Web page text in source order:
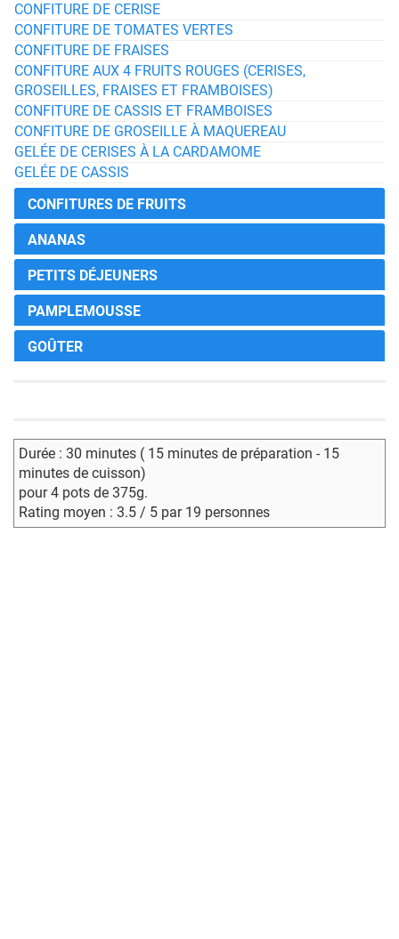
CONFITURE DE CERISE
CONFITURE DE TOMATES VERTES
CONFITURE DE FRAISES
CONFITURE AUX 4 FRUITS ROUGES (CERISES,
GROSEILLES, FRAISES ET FRAMBOISES)
CONFITURE DE CASSIS ET FRAMBOISES
CONFITURE DE GROSEILLE À MAQUEREAU
GELÉE DE CERISES À LA CARDAMOME
GELÉE DE CASSIS
CONFITURES DE FRUITS
ANANAS
PETITS DÉJEUNERS
PAMPLEMOUSSE
GOÛTER
Durée : 30 minutes ( 15 minutes de préparation - 15
minutes de cuisson)
pour 4 pots de 375g.
Rating moyen : 3.5 / 5 par 19 personnes